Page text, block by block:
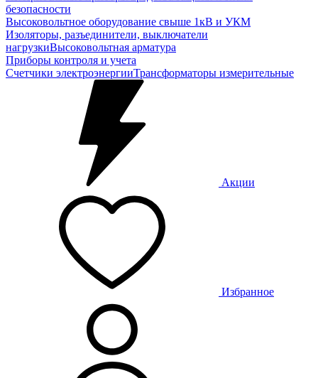
безопасности
Высоковольтное оборудование свыше 1кВ и УКМ
Изоляторы, разъединители, выключатели
нагрузкиВысоковольтная арматура
Приборы контроля и учета
Счетчики электроэнергииТрансформаторы измерительные
Акции
Избранное